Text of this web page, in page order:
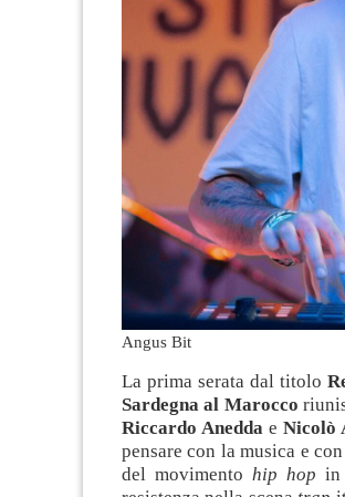
Angus Bit
La prima serata dal titolo
Sardegna al Marocco
Riccardo Anedda e Nicolò
pensare con la musica e
del movimentohip hopin